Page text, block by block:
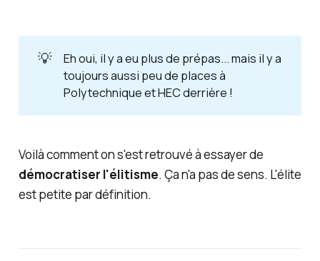
💡
Eh oui, il y a eu plus de prépas... mais il y a
toujours aussi peu de places à
Polytechnique et HEC derrière !
Voilà comment on s'est retrouvé à essayer de
démocratiser l'élitisme. Ça n'a pas de sens. L'élite
est petite par définition.